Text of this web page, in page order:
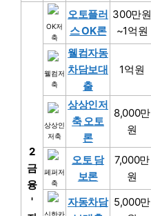
2
금
융
'
OK저
축
오토플러
스 OK론
300만원
~1억원
웰컴저
축
웰컴자동
차담보대
출
1억원
상상인
저축
상상인저
축 오토
론
8,000만
원
페퍼저
축
오토 담
보론
7,000만
원
신한카
자동차담 5,000만